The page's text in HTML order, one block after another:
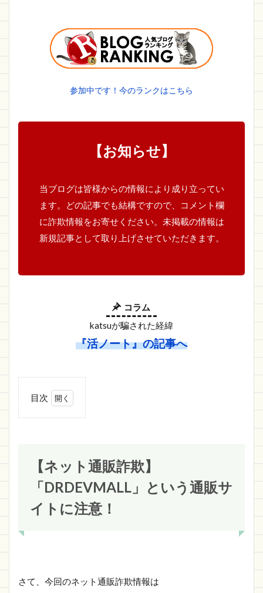
参加中です！今のランクはこちら
【お知らせ】
当ブログは皆様からの情報により成り立ってい
ます。どの記事でも結構ですので、コメント欄
に詐欺情報をお寄せください。未掲載の情報は
新規記事として取り上げさせていただきます。
コラム
katsuが騙された経緯
『活ノート』の記事へ
目次
トに注意！
DRDEVMALL
の詐欺サイ
ト情報
さい
【ネット通販詐欺】
「DRDEVMALL」という通販サ
イトに注意！
さて、今回のネット通販詐欺情報は